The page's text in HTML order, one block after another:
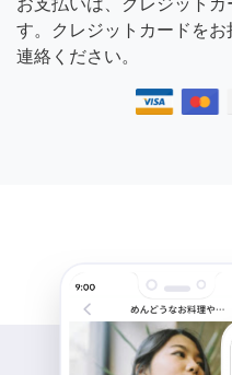
お支払いは、クレジット
す。クレジットカードを
連絡ください。